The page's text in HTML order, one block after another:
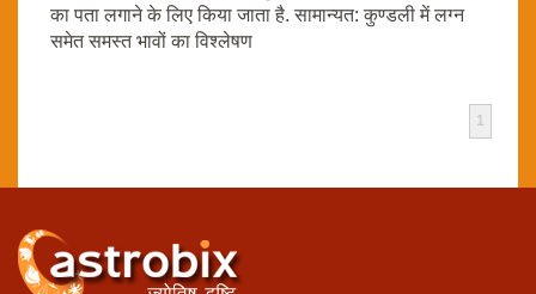
का पता लगाने के लिए किया जाता है. सामान्यत: कुण्डली में लग्न
समेत समस्त भावों का विश्लेषण
1